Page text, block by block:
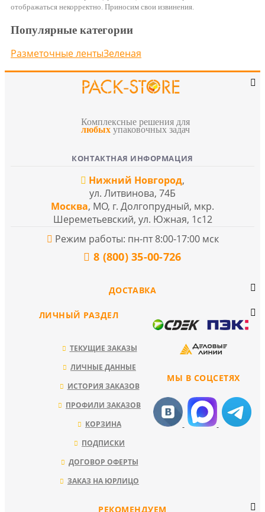
отображаться некорректно. Приносим свои извинения.
Популярные категории
Разметочные лентыЗеленая
Комплексные решения для
любых упаковочных задач
КОНТАКТНАЯ ИНФОРМАЦИЯ
Нижний Новгород,
ул. Литвинова, 74Б
Москва, МО, г. Долгопрудный, мкр.
Шереметьевский, ул. Южная, 1с12
Режим работы: пн-пт 8:00-17:00 мск
8 (800) 35-00-726
ДОСТАВКА
МЫ В СОЦСЕТЯХ
ЛИЧНЫЙ РАЗДЕЛ
ТЕКУЩИЕ ЗАКАЗЫ
ЛИЧНЫЕ ДАННЫЕ
ИСТОРИЯ ЗАКАЗОВ
ПРОФИЛИ ЗАКАЗОВ
КОРЗИНА
ПОДПИСКИ
ДОГОВОР ОФЕРТЫ
ЗАКАЗ НА ЮРЛИЦО
РЕКОМЕНДУЕМ